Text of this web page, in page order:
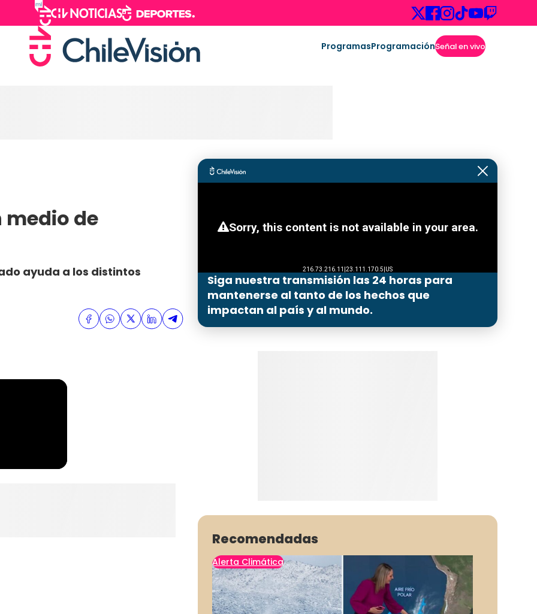
ProgramasProgramaciónSeñal en vivo
de
ayuda a los distintos
Siga nuestra transmisión las 24 horas para
mantenerse al tanto de los hechos que
impactan al país y al mundo.
Recomendadas
Alerta Climática